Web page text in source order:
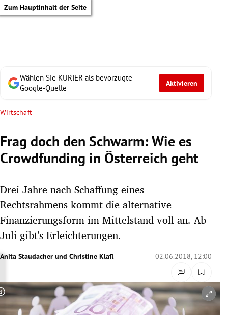
Zum Hauptinhalt der Seite
Untermenü
Untermenü
Untermenü
Untermenü
Wählen Sie KURIER als bevorzugte
Google-Quelle
Aktivieren
Wirtschaft
Frag doch den Schwarm: Wie es
Crowdfunding in Österreich geht
Drei Jahre nach Schaffung eines
Rechtsrahmens kommt die alternative
Finanzierungsform im Mittelstand voll an. Ab
Juli gibt's Erleichterungen.
Anita Staudacher und Christine Klafl 02.06.2018, 12:00
Copyright-Hinweis öffnen/schließen